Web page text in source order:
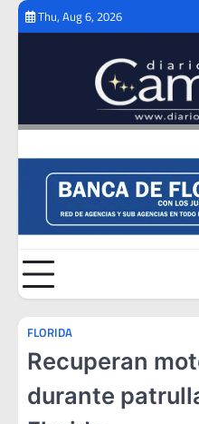
Skip
Thu, Aug 6, 2026
FLORIDA
Recuperan
durante